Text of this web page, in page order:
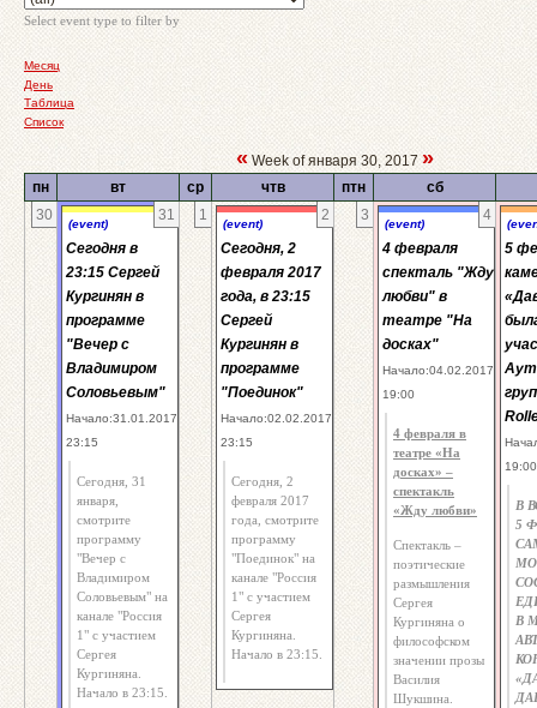
Select event type to filter by
Месяц
День
Таблица
Список
« Week of января 30, 2017 »
пн вт ср чтв птн
сб
30
31
(event)
Сегодня в
23:15 Сергей
Кургинян в
программе
"Вечер с
Владимиром
Соловьевым"
Начало:31.01.2017
23:15
Сегодня, 31
января,
смотрите
программу
"Вечер с
Владимиром
Соловьевым" на
канале "Россия
1" с участием
Сергея
Кургиняна.
Начало в 23:15.
1 2
(event)
Сегодня, 2
февраля 2017
года, в 23:15
Сергей
Кургинян в
программе
"Поединок"
Начало:02.02.2017
23:15
Сегодня, 2
февраля 2017
года, смотрите
программу
"Поединок" на
канале "Россия
1" с участием
Сергея
Кургиняна.
Начало в 23:15.
3 4
(event)
4 февраля
спекталь "Жду
любви" в
театре "На
досках"
Начало:04.02.2017
19:00
4 февраля в
театре «На
досках» –
спектакль
«Жду любви»
Спектакль –
поэтические
размышления
Сергея
Кургиняна о
философском
значении прозы
Василия
Шукшина.
5
19:00
В
5
В